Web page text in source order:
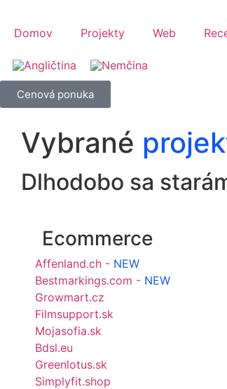
Domov Projekty Web
Cenová ponuka
Vybrané
Dlhodobo sa
Ecommerce
Affenland.ch - NEW
Bestmarkings.com - NEW
Growmart.cz
Filmsupport.sk
Mojasofia.sk
Bdsl.eu
Greenlotus.sk
Simplyfit.shop